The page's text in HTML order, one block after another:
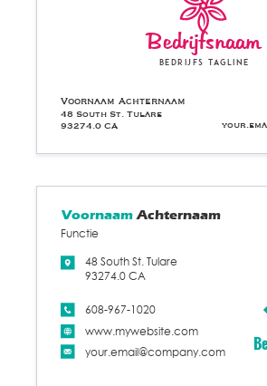
48 South St. Tulare
93274.0 CA
Voornaam Achternaam
Bedrijfsnaam
Bedrijfs tagline
www.mywebsite.com
your.email@company.com
608-967-1020
Functie
48 South St. Tulare
93274.0 CA
VoornaamAchternaam